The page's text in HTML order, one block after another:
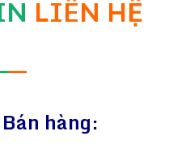
LIÊN HỆ
—
hàng: